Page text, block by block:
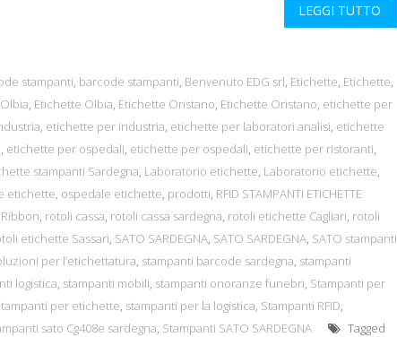
LEGGI TUTTO
stampanti, barcode stampanti, Benvenuto EDG srl, Etichette, Etichette,
, Etichette Olbia, Etichette Oristano, Etichette Oristano, etichette per
, etichette per industria, etichette per laboratori analisi, etichette
, etichette per ospedali, etichette per ospedali, etichette per ristoranti,
stampanti Sardegna, Laboratorio etichette, Laboratorio etichette,
etichette, ospedale etichette, prodotti, RFID STAMPANTI ETICHETTE
Ribbon, rotoli cassa, rotoli cassa sardegna, rotoli etichette Cagliari, rotoli
etichette Sassari, SATO SARDEGNA, SATO SARDEGNA, SATO stampanti
per l’etichettatura, stampanti barcode sardegna, stampanti
logistica, stampanti mobili, stampanti onoranze funebri, Stampanti per
per etichette, stampanti per la logistica, Stampanti RFID,
sato Cg408e sardegna, Stampanti SATO SARDEGNA
Tagged